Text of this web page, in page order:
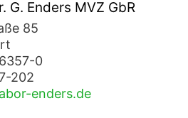
G. Enders MVZ GbR
85
0
202
enders.de